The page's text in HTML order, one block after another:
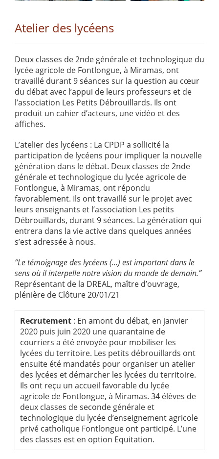
Atelier des lycéens
Deux classes de 2nde générale et technologique du
lycée agricole de Fontlongue, à Miramas, ont
travaillé durant 9 séances sur la question au cœur
du débat avec l’appui de leurs professeurs et de
l’association Les Petits Débrouillards. Ils ont
produit un cahier d’acteurs, une vidéo et des
affiches.
L’atelier des lycéens : La CPDP a sollicité la
participation de lycéens pour impliquer la nouvelle
génération dans le débat. Deux classes de 2nde
générale et technologique du lycée agricole de
Fontlongue, à Miramas, ont répondu
favorablement. Ils ont travaillé sur le projet avec
leurs enseignants et l’association Les petits
Débrouillards, durant 9 séances. La génération qui
entrera dans la vie active dans quelques années
s’est adressée à nous.
“Le témoignage des lycéens (...) est important dans le
sens où il interpelle notre vision du monde de demain.”
Représentant de la DREAL, maître d’ouvrage,
plénière de Clôture 20/01/21
Recrutement : En amont du débat, en janvier
2020 puis juin 2020 une quarantaine de
courriers a été envoyée pour mobiliser les
lycées du territoire. Les petits débrouillards ont
ensuite été mandatés pour organiser un atelier
des lycées et démarcher les lycées du territoire.
Ils ont reçu un accueil favorable du lycée
agricole de Fontlongue, à Miramas. 34 élèves de
deux classes de seconde générale et
technologique du lycée d’enseignement agricole
privé catholique Fontlongue ont participé. L’une
des classes est en option Equitation.